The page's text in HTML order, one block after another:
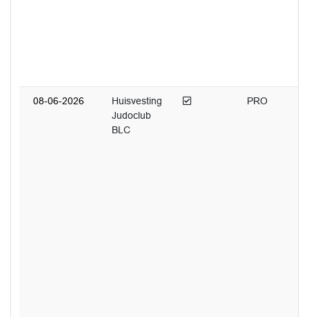
08-06-2026
Huisvesting
Judoclub
BLC
Afgedaan PRO